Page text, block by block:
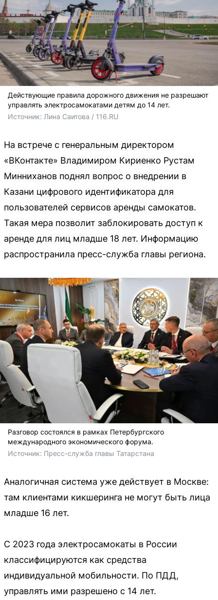
Действующие правила дорожного движения не разрешают
управлять электросамокатами детям до 14 лет.
Источник: Лина Саитова / 116.RU
На встрече с генеральным директором
«ВКонтакте» Владимиром Кириенко Рустам
Минниханов поднял вопрос о внедрении в
Казани цифрового идентификатора для
пользователей сервисов аренды самокатов.
Такая мера позволит заблокировать доступ к
аренде для лиц младше 18 лет. Информацию
распространила пресс-служба главы региона.
Разговор состоялся в рамках Петербургского
международного экономического форума.
Источник: Пресс-служба главы Татарстана
Аналогичная система уже действует в Москве:
там клиентами кикшеринга не могут быть лица
младше 16 лет.
С 2023 года электросамокаты в России
классифицируются как средства
индивидуальной мобильности. По ПДД,
управлять ими разрешено с 14 лет.